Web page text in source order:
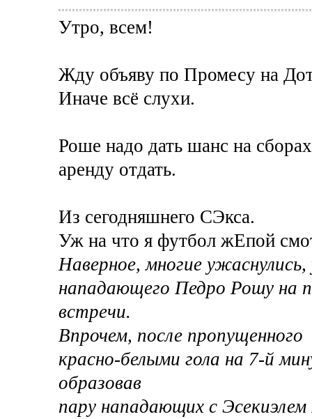
Утро, всем!
Жду объяву по Промесу на
Иначе всё слухи.
Роше надо дать шанс на
аренду отдать.
Из сегодняшнего СЭкса.
Уж на что я футбол жЕпой
Наверное, многие
нападающего Педро Рошу на
встречи.
Впрочем, после пропущенного
красно-белыми гола на 7-й
образовав
пару нападающих с Эсекиэлем